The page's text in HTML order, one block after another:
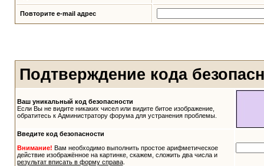
Повторите e-mail адрес
Подтверждение кода
Ваш уникальный код безопасности
Если Вы не видите никаких чисел или видите битое изображение,
обратитесь к Администратору форума для устранения проблемы.
Введите код безопасности
Внимание! Вам необходимо выполнить простое арифметическое
действие изображённое на картинке, скажем, сложить два числа и
результат вписать в форму справа.